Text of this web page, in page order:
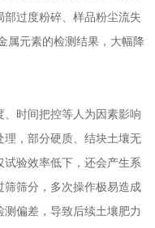
过度粉碎、样品粉尘流失
属元素的检测结果，大幅降
时间把控等人为因素影响
，部分硬质、结块土壤无
验效率低下，还会产生系
筛分，多次操作极易造成
偏差，导致后续土壤肥力